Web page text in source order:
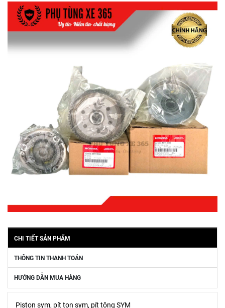
CHI TIẾT SẢN PHẨM
THÔNG TIN THANH TOÁN
HƯỚNG DẪN MUA HÀNG
Piston sym, pít ton sym, pít tông SYM